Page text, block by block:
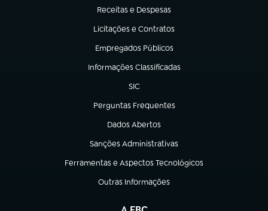
Receitas e Despesas
(abre em nova aba)
Licitações e Contratos
(abre em nova aba)
Empregados Públicos
(abre em nova aba)
Informações Classificadas
(abre em nova aba)
SIC
(abre em nova aba)
Perguntas Frequentes
(abre em nova aba)
Dados Abertos
(abre em nova aba)
Sanções Administrativas
(abre em nova aba)
Ferramentas e Aspectos Tecnológicos
(abre em nova aba)
Outras Informações
(abre em nova aba)